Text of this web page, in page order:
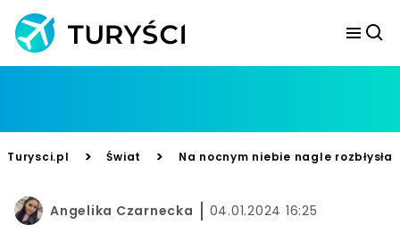
Turysci.pl > Świat > Na nocnym niebie nagle
Angelika Czarnecka 04.01.2024 16:25